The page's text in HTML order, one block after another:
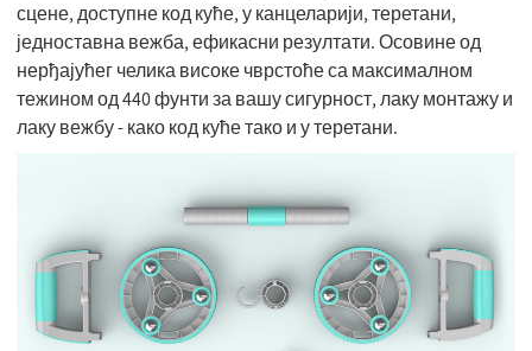
сцене, доступне код куће, у канцеларији, теретани,
једноставна вежба, ефикасни резултати. Осовине од
нерђајућег челика високе чврстоће са максималном
тежином од 440 фунти за вашу сигурност, лаку монтажу и
лаку вежбу - како код куће тако и у теретани.